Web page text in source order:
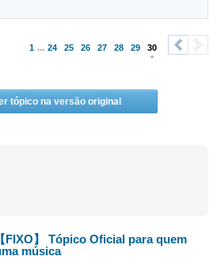
1 ... 24 25 26 27 28 29 30
< >
tópico na versão original
【FIXO】 Tópico Oficial para quem
música